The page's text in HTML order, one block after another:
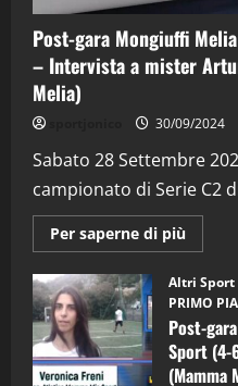
Post-gara Mongiuffi
– Intervista a mister
Melia)
30/09/2024
Sabato 28 Settembre
campionato di Serie C2
Per saperne di più
Post-
gara
Melia
–
Mia
Altri Sport
PRIMO
Post-
Sport (4-
(Mamma
2
(Martedi
28/04/
3
(Martedi
21/04/